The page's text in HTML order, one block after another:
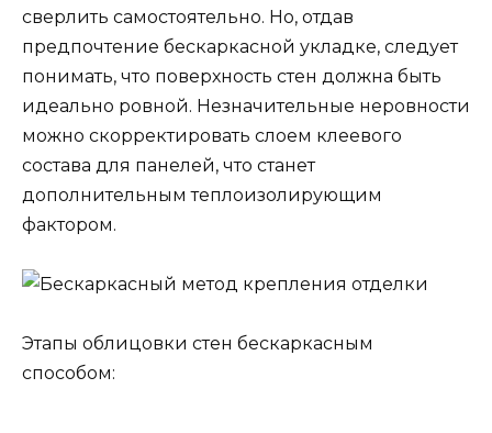
сверлить самостоятельно. Но, отдав
предпочтение бескаркасной укладке, следует
понимать, что поверхность стен должна быть
идеально ровной. Незначительные неровности
можно скорректировать слоем клеевого
состава для панелей, что станет
дополнительным теплоизолирующим
фактором.
Этапы облицовки стен бескаркасным
способом: